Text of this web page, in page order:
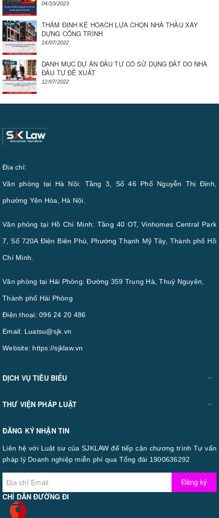
04/10/2023
THẨM ĐỊNH KẾ HOẠCH LỰA CHỌN NHÀ THẦU XÂY
DỰNG CÔNG TRÌNH
14/07/2022
DANH MỤC DỰ ÁN ĐẦU TƯ CÓ SỬ DỤNG ĐẤT DO NHÀ
ĐẦU TƯ ĐỀ XUẤT
12/07/2022
Địa chỉ:
Văn phòng tại Hà Nội: Tầng 3, Số 46 Phố Nguyễn Thị Định,
phường Yên Hòa, Hà Nội.
Văn phòng tại Hồ Chí Minh: Tầng 40 OT, Vinhomes Central Park
7, Số 720A Điện Biên Phủ, Phường Thạnh Mỹ Tây, Thành phố Hồ
Chí Minh.
Văn phòng tại Hải Phòng: Đường 359 Trung Hà, Thuỷ Nguyên,
Thành phố Hải Phòng
Điện thoại: 096 24 20 486
Email: Luatsu@sjk.vn
Website: https://sjklaw.vn
DỊCH VỤ TIÊU BIỂU
THƯ VIỆN PHÁP LUẬT
ĐĂNG KÝ NHẬN TIN
Liên hệ với Luật sư của SJKLAW để tiếp cận chương trình Tư vấn
pháp lý Doanh nghiệp miễn phí qua Tổng đài 1900636292
Đăng ký
CHỈ DẪN ĐƯỜNG ĐI